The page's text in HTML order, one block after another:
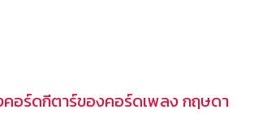
คอร์ดกีตาร์ของคอร์ดเพลง กฤษดา